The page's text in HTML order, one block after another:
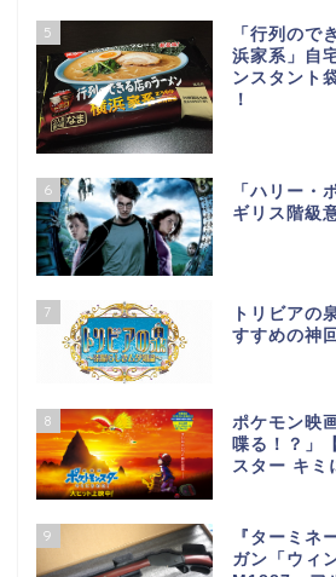
5
「行列ので
浜家系」自
ンスタント
！
6
「ハリー・
ギリス階級
7
トリビアの
すすめの神
8
ポケモン映
喋る！？」
スター キミ
9
『ターミネ
ガン「ウィ